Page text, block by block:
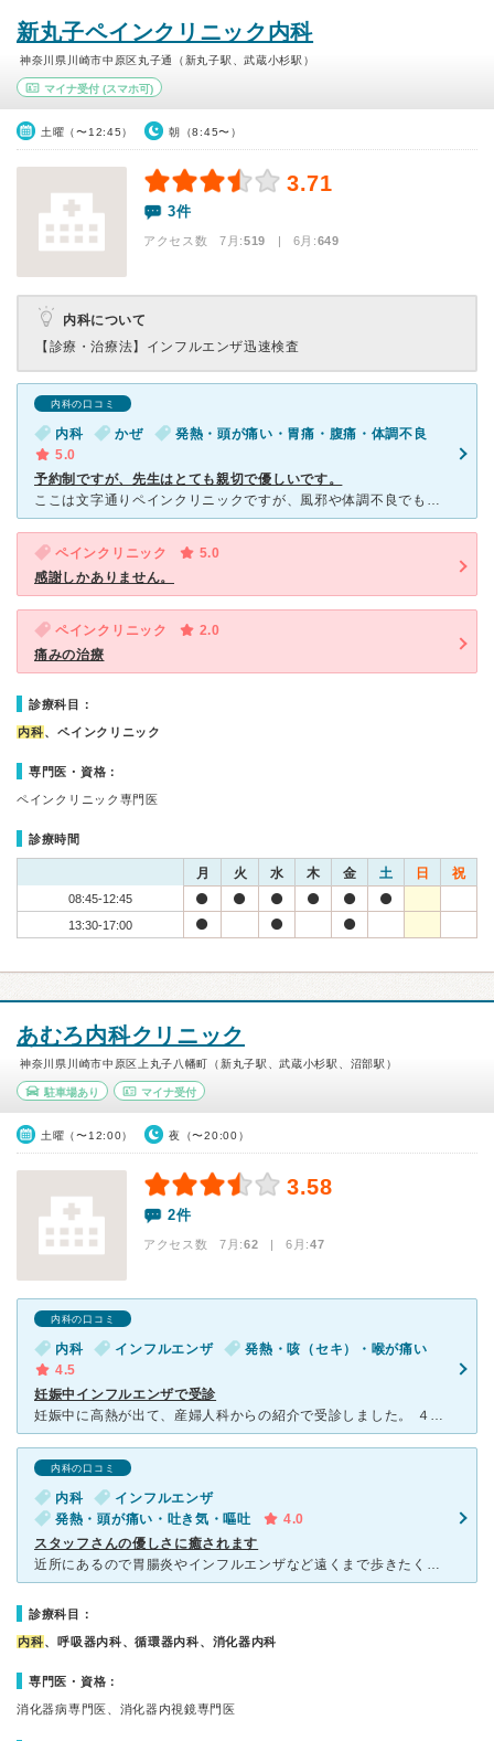
新丸子ペインクリニック内科
神奈川県川崎市中原区丸子通（新丸子駅、武蔵小杉駅）
マイナ受付 (スマホ可)
土曜（〜12:45） 朝（8:45〜）
3.71
3件
アクセス数 7月:519 | 6月:649
内科について
【診療・治療法】 インフルエンザ迅速検査
内科の口コミ
内科 かぜ
発熱・頭が痛い・胃痛・腹痛・体調不良
5.0
予約制ですが、先生はとても親切で優しいです。
ここは文字通りペインクリニックですが、風邪や体調不良でも親切に診療してくださいます。私が一番最初に診療してもらった時は、高熱が下がらず、インフルエンザの疑いもあったので、インフルエンザの検査もきちんと
ペインクリニック
5.0
感謝しかありません。
ペインクリニック
2.0
痛みの治療
診療科目：
内科、ペインクリニック
専門医・資格：
ペインクリニック専門医
診療時間
月 火 水 木 金 土 日 祝
08:45-12:45
13:30-17:00
あむろ内科クリニック
神奈川県川崎市中原区上丸子八幡町（新丸子駅、武蔵小杉駅、沼部駅）
駐車場あり マイナ受付
土曜（〜12:00） 夜（〜20:00）
3.58
2件
アクセス数 7月:62 | 6月:47
内科の口コミ
内科 インフルエンザ
発熱・咳（セキ）・喉が痛い
4.5
妊娠中インフルエンザで受診
妊娠中に高熱が出て、産婦人科からの紹介で受診しました。 ４月ということでインフルエンザの可能性は低いと思われましたが、念のため検査してくださり、結果インフルエンザだと判明しました。 もし医師が念に
内科の口コミ
内科
インフルエンザ
発熱・頭が痛い・吐き気・嘔吐
4.0
スタッフさんの優しさに癒されます
近所にあるので胃腸炎やインフルエンザなど遠くまで歩きたくないときにいつも行っています。座っていることすら辛い時、ここに行くと必ず優しいスタッフさんが声をかけてくれて奥のベッドで横にならせてくれます。ほ
診療科目：
内科、呼吸器内科、循環器内科、消化器内科
専門医・資格：
消化器病専門医、消化器内視鏡専門医